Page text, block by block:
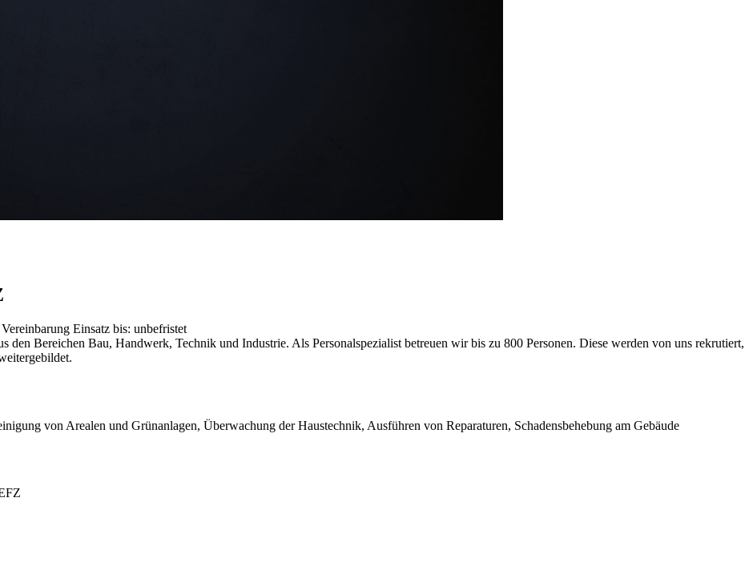
Einsatz bis: unbefristet
den Bereichen Bau, Handwerk, Technik und Industrie. Als Personalspezialist betreuen wir bis zu 800 Personen. Diese werden von uns rekrutiert,
von Arealen und Grünanlagen, Überwachung der Haustechnik, Ausführen von Reparaturen, Schadensbehebung am Gebäude